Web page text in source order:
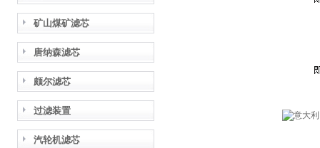
矿山煤矿滤芯
唐纳森滤芯
颇尔滤芯
过滤装置
汽轮机滤芯